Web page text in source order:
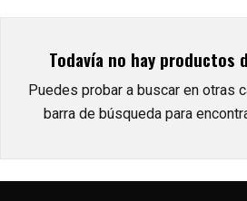
Todavía no hay productos
Puedes probar a buscar en otras
barra de búsqueda para